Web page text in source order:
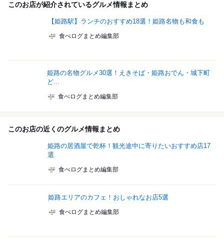
このお店が紹介されているグルメ情報まとめ
【姫路駅】ランチのおすすめ18選！姫路名物も和食も
食べログまとめ編集部
姫路の名物グルメ30選！えきそば・姫路おでん・城下町
ど...
食べログまとめ編集部
このお店の近くのグルメ情報まとめ
姫路の居酒屋で乾杯！観光途中に寄りたいおすすめ店17
選
食べログまとめ編集部
姫路エリアのカフェ！おしゃれなお店5選
食べログまとめ編集部